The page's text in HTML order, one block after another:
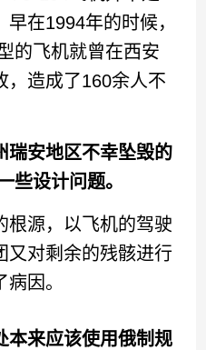
在1994年的时候，
的飞机就曾在西安
，造成了160余人不
瑞安地区不幸坠毁的
些设计问题。
源，以飞机的驾驶
又对剩余的残骸进行
因。
本来应该使用俄制规